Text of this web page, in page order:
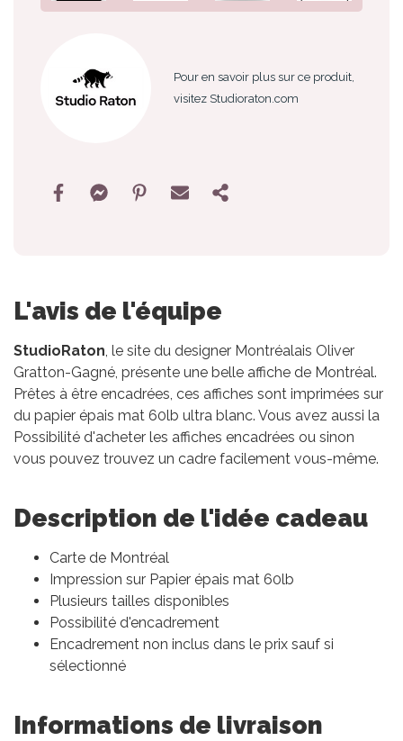
Pour en savoir plus sur ce produit,
visitez Studioraton.com
L'avis de l'équipe
StudioRaton, le site du designer Montréalais Oliver
Gratton-Gagné, présente une belle affiche de Montréal.
Prêtes à être encadrées, ces affiches sont imprimées sur
du papier épais mat 60lb ultra blanc. Vous avez aussi la
Possibilité d'acheter les affiches encadrées ou sinon
vous pouvez trouvez un cadre facilement vous-même.
Description de l'idée cadeau
Carte de Montréal
Impression sur Papier épais mat 60lb
Plusieurs tailles disponibles
Possibilité d'encadrement
Encadrement non inclus dans le prix sauf si
sélectionné
Informations de livraison